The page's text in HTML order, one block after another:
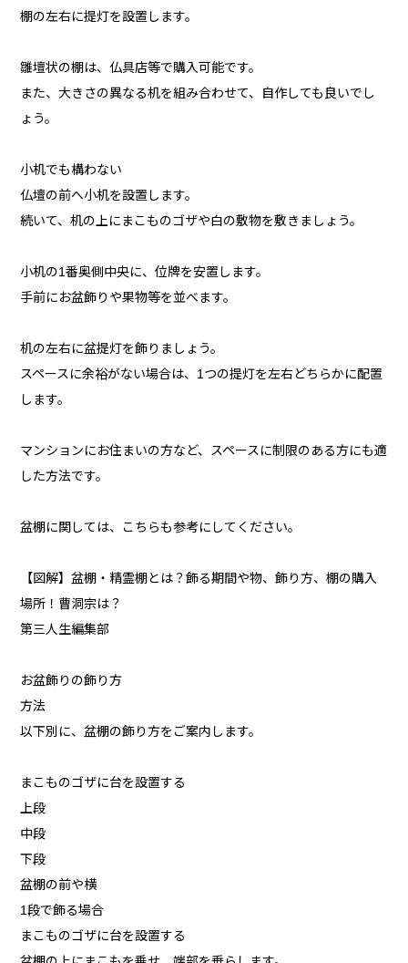
棚の左右に提灯を設置します。
雛壇状の棚は、仏具店等で購入可能です。
また、大きさの異なる机を組み合わせて、自作しても良いでし
ょう。
小机でも構わない
仏壇の前へ小机を設置します。
続いて、机の上にまこものゴザや白の敷物を敷きましょう。
小机の1番奥側中央に、位牌を安置します。
手前にお盆飾りや果物等を並べます。
机の左右に盆提灯を飾りましょう。
スペースに余裕がない場合は、1つの提灯を左右どちらかに配置
します。
マンションにお住まいの方など、スペースに制限のある方にも適
した方法です。
盆棚に関しては、こちらも参考にしてください。
【図解】盆棚・精霊棚とは？飾る期間や物、飾り方、棚の購入
場所！曹洞宗は？
第三人生編集部
お盆飾りの飾り方
方法
以下別に、盆棚の飾り方をご案内します。
まこものゴザに台を設置する
上段
中段
下段
盆棚の前や横
1段で飾る場合
まこものゴザに台を設置する